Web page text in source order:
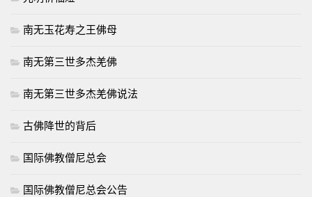
南无玉花寿之王佛母
南无第三世多杰羌佛
南无第三世多杰羌佛说法
古佛降世的背后
国际佛教僧尼总会
国际佛教僧尼总会公告